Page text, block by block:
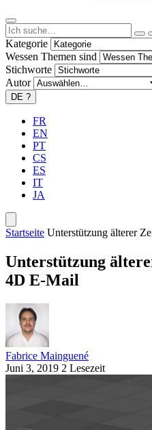
Kategorie
Wessen Themen sind
Stichworte
Autor
DE ?
FR
EN
PT
CS
ES
IT
JA
Startseite Unterstützung älterer
Unterstützung
4D E-Mail
Fabrice Mainguené
Juni 3, 2019 2 Lesezeit